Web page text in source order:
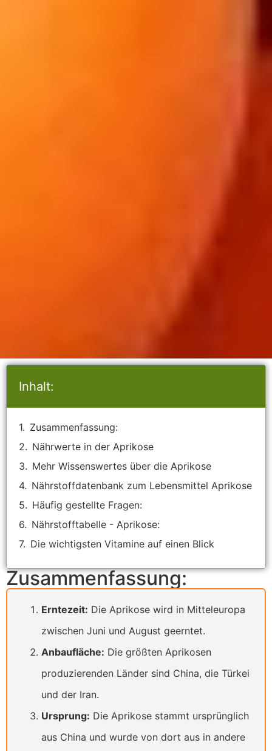
Inhalt:
Zusammenfassung:
Nährwerte in der Aprikose
Mehr Wissenswertes über die Aprikose
Nährstoffdatenbank zum Lebensmittel Aprikose
Häufig gestellte Fragen:
Nährstofftabelle - Aprikose:
Die wichtigsten Vitamine auf einen Blick
Zusammenfassung:
Erntezeit: Die Aprikose wird in Mitteleuropa
zwischen Juni und August geerntet.
Anbaufläche: Die größten Aprikosen
produzierenden Länder sind China, die Türkei
und der Iran.
Ursprung: Die Aprikose stammt ursprünglich
aus China und wurde von dort aus in andere